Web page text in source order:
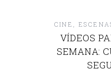
CINE ,
VÍDEOS
SEMANA: